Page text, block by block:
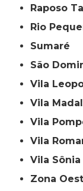
Raposo
Rio
Sumaré
São
Vila
Vila
Vila
Vila
Vila Sônia
Zona